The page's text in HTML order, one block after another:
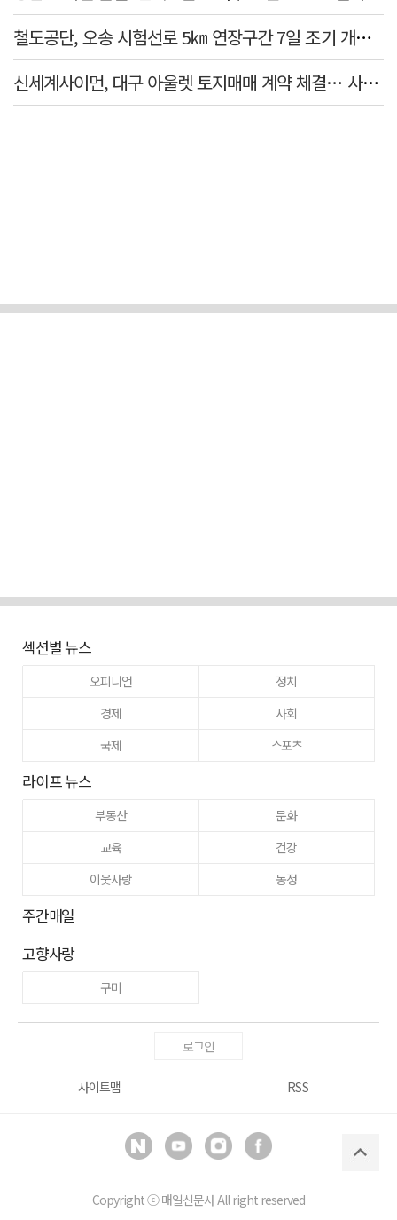
철도공단, 오송 시험선로 5㎞ 연장구간 7일 조기 개통…LA 메트로 사업 지원
신세계사이먼, 대구 아울렛 토지매매 계약 체결… 사업 본궤도
섹션별 뉴스
오피니언
정치
경제
사회
국제
스포츠
라이프 뉴스
부동산
문화
교육
건강
이웃사랑
동정
주간매일
고향사랑
구미
로그인
사이트맵 RSS
Copyright ⓒ매일신문사All right reserved